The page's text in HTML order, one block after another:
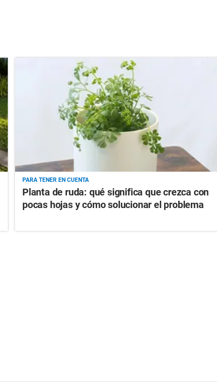
PARA TENER EN CUENTA
Planta de ruda: qué significa que crezca con
pocas hojas y cómo solucionar el problema